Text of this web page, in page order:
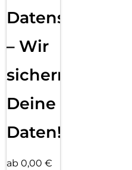
Datensicherung
– Wir
sichern
Deine
Daten!
ab 0,00 €